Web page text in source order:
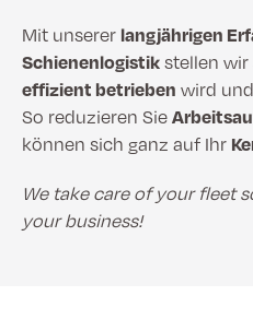
Mit unserer langjährigen
Schienenlogistikstellen wir
effizient betrieben wird und
So reduzieren Sie
können sich ganz auf Ihr
We take care of your fleet
your business!